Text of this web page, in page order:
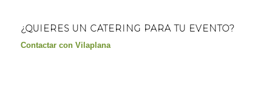
¿QUIERES UN CATERING PARA TU EVENTO?
Contactar con Vilaplana